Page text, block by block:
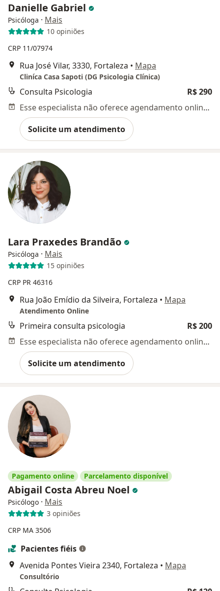
Danielle Gabriel
Psicóloga · Mais
10 opiniões
CRP 11/07974
Rua José Vilar, 3330, Fortaleza • Mapa
Cliníca Casa Sapoti (DG Psicologia Clínica)
Consulta Psicologia
R$ 290
Esse especialista não oferece agendamento online para esse endereço.
Solicite um atendimento
Lara Praxedes Brandão
Psicóloga · Mais
15 opiniões
CRP PR 46316
Rua João Emídio da Silveira, Fortaleza • Mapa
Atendimento Online
Primeira consulta psicologia
R$ 200
Esse especialista não oferece agendamento online para esse endereço.
Solicite um atendimento
Pagamento online Parcelamento disponível
Abigail Costa Abreu Noel
Psicólogo · Mais
3 opiniões
CRP MA 3506
Pacientes fiéis
Avenida Pontes Vieira 2340, Fortaleza • Mapa
Consultório